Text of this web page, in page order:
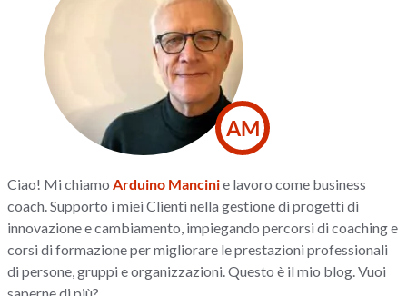
AM
Ciao! Mi chiamo Arduino Mancinie lavoro come business
coach. Supporto i miei Clienti nella gestione di progetti di
innovazione e cambiamento, impiegando percorsi di coaching e
corsi di formazione per migliorare le prestazioni professionali
di persone, gruppi e organizzazioni. Questo è il mio blog. Vuoi
saperne di più?